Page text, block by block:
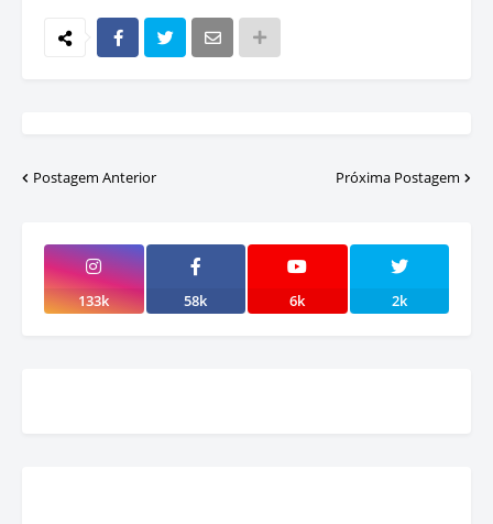
Postagem Anterior Próxima Postagem
133k 58k 6k 2k